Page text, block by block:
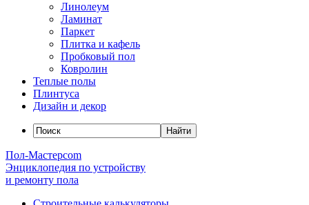
Линолеум
Ламинат
Паркет
Плитка и кафель
Пробковый пол
Ковролин
Теплые полы
Плинтуса
Дизайн и декор
Пол-Мастерcom
Энциклопедия по устройству
и ремонту пола